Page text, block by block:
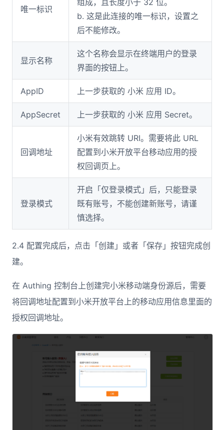
唯一标识
组成，且长度小于 32 位。
b. 这是此连接的唯一标识，设置之
后不能修改。
显示名称
这个名称会显示在终端用户的登录
界面的按钮上。
AppID 上一步获取的 小米 应用 ID。
AppSecret 上一步获取的 小米 应用 Secret。
回调地址
小米有效跳转 URI。需要将此 URL
配置到小米开放平台移动应用的授
权回调页上。
登录模式
开启「仅登录模式」后，只能登录
既有账号，不能创建新账号，请谨
慎选择。
2.4 配置完成后，点击「创建」或者「保存」按钮完成创
建。
在 Authing 控制台上创建完小米移动端身份源后，需要
将回调地址配置到小米开放平台上的移动应用信息里面的
授权回调地址。